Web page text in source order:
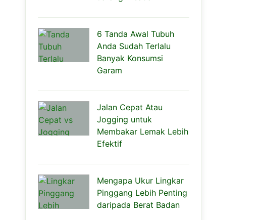
6 Tanda Awal Tubuh
Anda Sudah Terlalu
Banyak Konsumsi
Garam
Jalan Cepat Atau
Jogging untuk
Membakar Lemak Lebih
Efektif
Mengapa Ukur Lingkar
Pinggang Lebih Penting
daripada Berat Badan